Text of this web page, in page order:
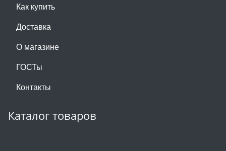
Как купить
Доставка
О магазине
ГОСТы
Контакты
Каталог товаров